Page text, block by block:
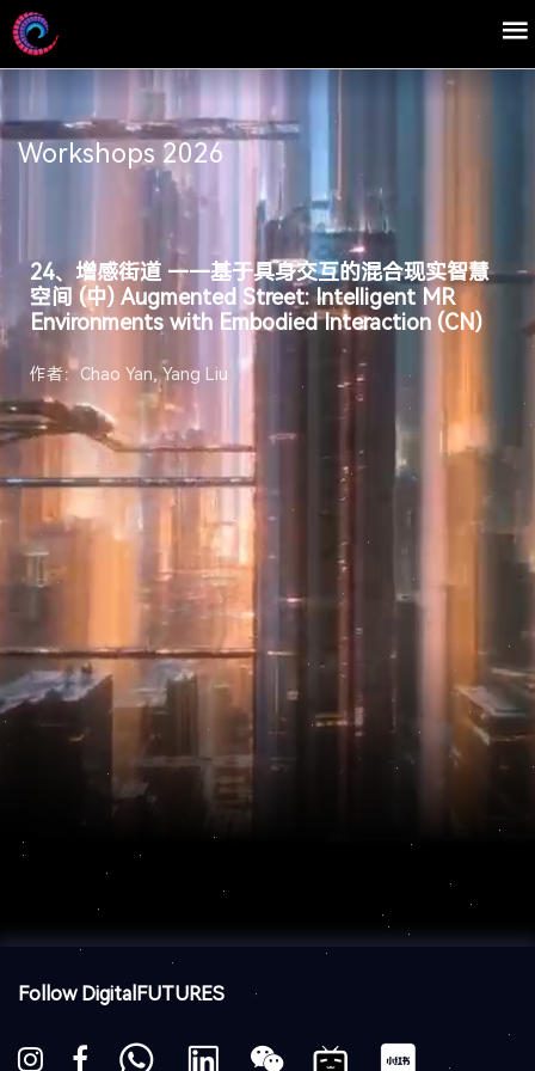
Workshops 2026
24、增感街道 ——基于具身交互的混合现实智慧
空间 (中) Augmented Street: Intelligent MR
Environments with Embodied Interaction (CN)
作者：Chao Yan, Yang Liu
Follow DigitalFUTURES